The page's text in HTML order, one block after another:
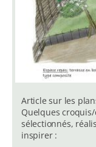
Article sur les
Quelques
sélectionnés,
inspirer :